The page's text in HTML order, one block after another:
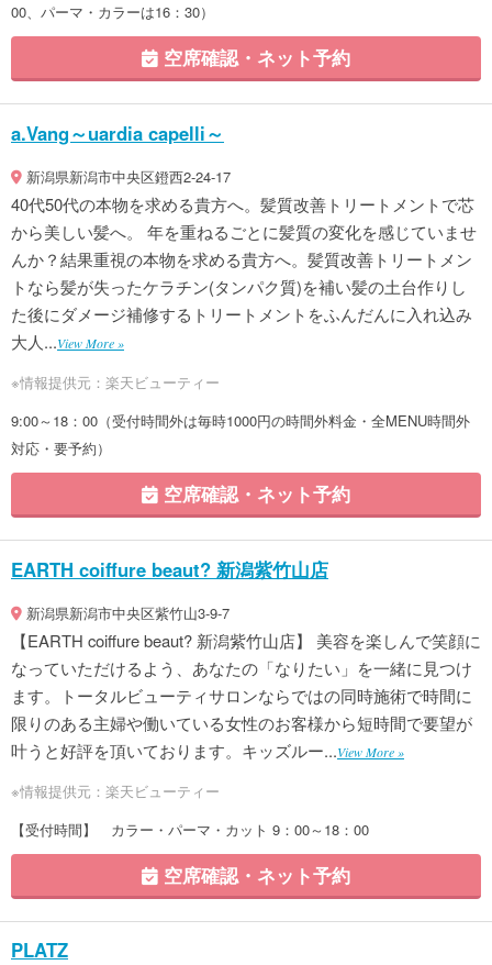
00、パーマ・カラーは16：30）
空席確認・ネット予約
a.Vang～uardia capelli～
新潟県新潟市中央区鐙西2-24-17
40代50代の本物を求める貴方へ。髪質改善トリートメントで芯
から美しい髪へ。 年を重ねるごとに髪質の変化を感じていませ
んか？結果重視の本物を求める貴方へ。髪質改善トリートメン
トなら髪が失ったケラチン(タンパク質)を補い髪の土台作りし
た後にダメージ補修するトリートメントをふんだんに入れ込み
大人...View More »
※情報提供元：楽天ビューティー
9:00～18：00（受付時間外は毎時1000円の時間外料金・全MENU時間外
対応・要予約）
空席確認・ネット予約
EARTH coiffure beaut? 新潟紫竹山店
新潟県新潟市中央区紫竹山3-9-7
【EARTH coiffure beaut? 新潟紫竹山店】 美容を楽しんで笑顔に
なっていただけるよう、あなたの「なりたい」を一緒に見つけ
ます。トータルビューティサロンならではの同時施術で時間に
限りのある主婦や働いている女性のお客様から短時間で要望が
叶うと好評を頂いております。キッズルー...View More »
※情報提供元：楽天ビューティー
【受付時間】 カラー・パーマ・カット 9：00～18：00
空席確認・ネット予約
PLATZ